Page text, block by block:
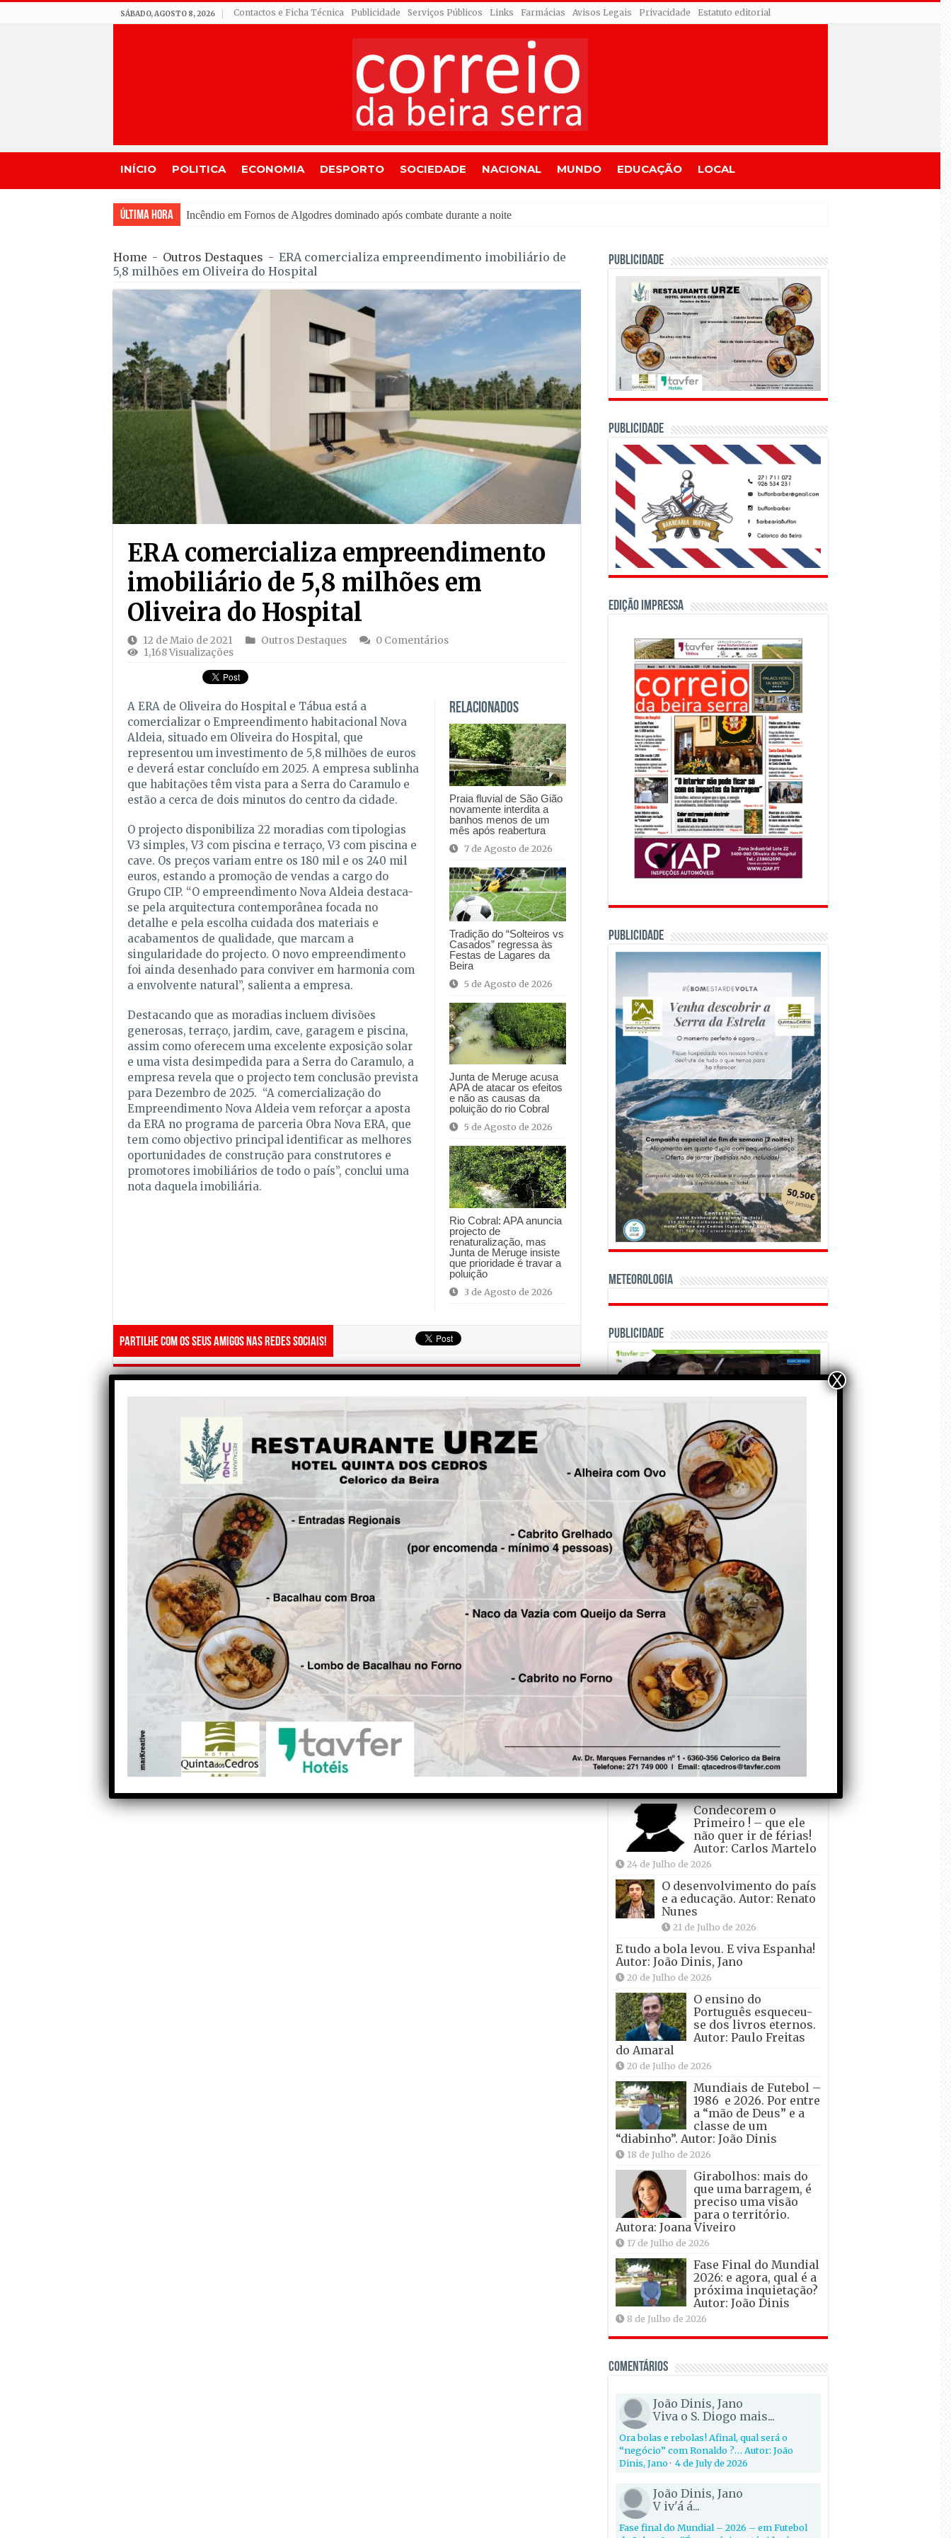
SÁBADO, AGOSTO 8, 2026 Contactos e Ficha Técnica Publicidade Serviços Públicos Links Farmácias Avisos Legais Privacidade Estatuto editorial
INÍCIO POLITICA ECONOMIA DESPORTO SOCIEDADE NACIONAL MUNDO EDUCAÇÃO LOCAL
Última Hora Seia assinala cent
Home - Outros Destaques - ERA comercializa empreendimento imobiliário de
5,8 milhões em Oliveira do Hospital
ERA comercializa empreendimento
imobiliário de 5,8 milhões em
Oliveira do Hospital
12 de Maio de 2021 Outros Destaques
0 Comentários
1,168 Visualizações
Relacionados
Praia fluvial de São Gião
novamente interdita a
banhos menos de um
mês após reabertura
7 de Agosto de 2026
Tradição do “Solteiros vs
Casados” regressa às
Festas de Lagares da
Beira
5 de Agosto de 2026
Junta de Meruge acusa
APA de atacar os efeitos
e não as causas da
poluição do rio Cobral
5 de Agosto de 2026
Rio Cobral: APA anuncia
projecto de
renaturalização, mas
Junta de Meruge insiste
que prioridade é travar a
poluição
3 de Agosto de 2026
A ERA de Oliveira do Hospital e Tábua está a
comercializar o Empreendimento habitacional Nova
Aldeia, situado em Oliveira do Hospital, que
representou um investimento de 5,8 milhões de euros
e deverá estar concluído em 2025. A empresa sublinha
que habitações têm vista para a Serra do Caramulo e
estão a cerca de dois minutos do centro da cidade.
O projecto disponibiliza 22 moradias com tipologias
V3 simples, V3 com piscina e terraço, V3 com piscina e
cave. Os preços variam entre os 180 mil e os 240 mil
euros, estando a promoção de vendas a cargo do
Grupo CIP. “O empreendimento Nova Aldeia destaca-
se pela arquitectura contemporânea focada no
detalhe e pela escolha cuidada dos materiais e
acabamentos de qualidade, que marcam a
singularidade do projecto. O novo empreendimento
foi ainda desenhado para conviver em harmonia com
a envolvente natural”, salienta a empresa.
Destacando que as moradias incluem divisões
generosas, terraço, jardim, cave, garagem e piscina,
assim como oferecem uma excelente exposição solar
e uma vista desimpedida para a Serra do Caramulo, a
empresa revela que o projecto tem conclusão prevista
para Dezembro de 2025. “A comercialização do
Empreendimento Nova Aldeia vem reforçar a aposta
da ERA no programa de parceria Obra Nova ERA, que
tem como objectivo principal identificar as melhores
oportunidades de construção para construtores e
promotores imobiliários de todo o país”, conclui uma
nota daquela imobiliária.
Partilhe com os seus amigos nas redes sociais!
na Freguesia de Avô
Jovem universitária Carla
Martins é mandatária da
Juventude do Juntos Pela
Nossa Terra na corrida à
Câmara de Seia
PUBLICIDADE
PUBLICIDADE
Edição Impressa
PUBLICIDADE
Meteorologia
Publicidade
OPINIÃO E CRÓNICAS
Matraquilhos… Autor:
Fernando Roldão
6 de Agosto de 2026
A marca Sporting em
todo o mundo está a
crescer atrás de
Ronaldo. Autor: Paulo
Freitas do Amaral
5 de Agosto de 2026
Falso crescimento…
Autor: Nuno Pereira
1 de Agosto de 2026
Tadei Pogacar vence o
“Tour” – A “Volta a
França em Bicicleta”
pela quinta vez! Autor:
João Dinis
Condecorem o
Primeiro ! – que ele
não quer ir de férias!
Autor: Carlos Martelo
24 de Julho de 2026
O desenvolvimento do país
e a educação. Autor: Renato
Nunes
21 de Julho de 2026
E tudo a bola levou. E viva Espanha!
Autor: João Dinis, Jano
20 de Julho de 2026
O ensino do
Português esqueceu-
se dos livros eternos.
Autor: Paulo Freitas
do Amaral
20 de Julho de 2026
Mundiais de Futebol –
1986 e 2026. Por entre
a “mão de Deus” e a
classe de um
“diabinho”. Autor: João Dinis
18 de Julho de 2026
Girabolhos: mais do
que uma barragem, é
preciso uma visão
para o território.
Autora: Joana Viveiro
17 de Julho de 2026
Fase Final do Mundial
2026: e agora, qual é a
próxima inquietação?
Autor: João Dinis
8 de Julho de 2026
Comentários
João Dinis, Jano
Viva o S. Diogo mais...
Ora bolas e rebolas! Afinal, qual será o
“negócio” com Ronaldo ?… Autor: João
Dinis, Jano· 4 de July de 2026
João Dinis, Jano
V iv'á á...
Fase final do Mundial – 2026 – em Futebol
X